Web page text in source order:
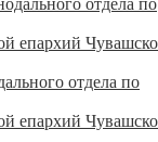
отдела по
епархий